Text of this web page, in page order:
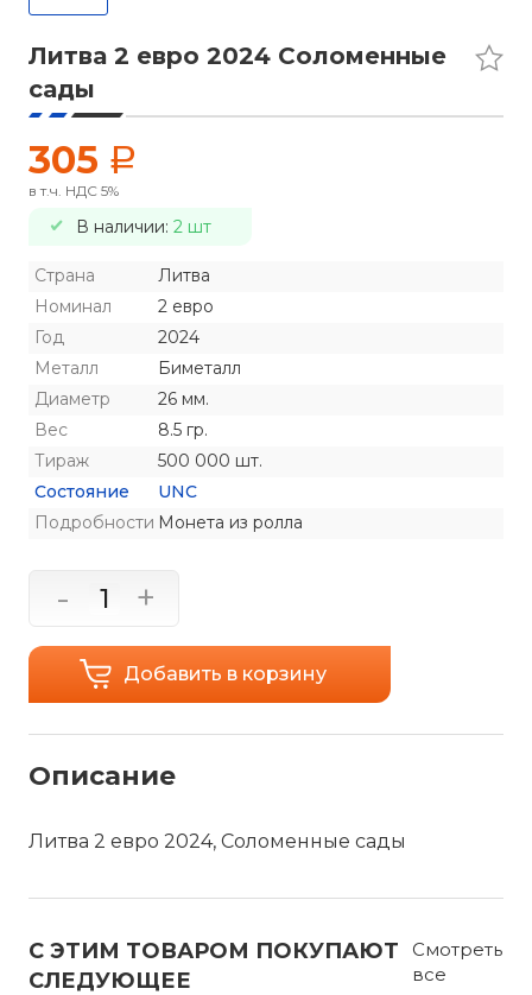
Литва 2 евро 2024 Соломенные
сады
305 a
в т.ч. НДС 5%
В наличии: 2 шт
Страна
Литва
Номинал
2 евро
Год
2024
Металл
Биметалл
Диаметр
26 мм.
Вес
8.5 гр.
Тираж
500 000 шт.
Состояние
UNC
Подробности Монета из ролла
- +
Добавить в корзину
Описание
Литва 2 евро 2024, Соломенные сады
С ЭТИМ ТОВАРОМ ПОКУПАЮТ
СЛЕДУЮЩЕЕ
Смотреть
все